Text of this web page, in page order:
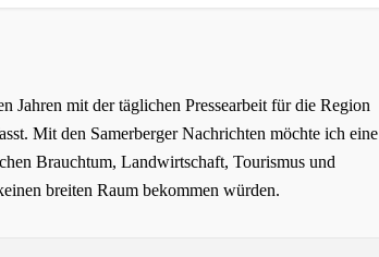
Jahren mit der täglichen Pressearbeit für die Region
Mit den Samerberger Nachrichten möchte ich eine
Brauchtum, Landwirtschaft, Tourismus und
breiten Raum bekommen würden.